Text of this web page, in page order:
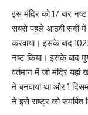
इस मंदिर को 17 बार नष्ट
सबसे पहले आठवीं सदी में
करवाया। इसके बाद
नष्ट किया। इसके बाद
वर्तमान में जो मंदिर
ने बनवाया था और 1
ने इसे राष्ट्र को समर्पित